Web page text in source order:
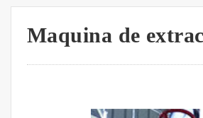
Maquina de